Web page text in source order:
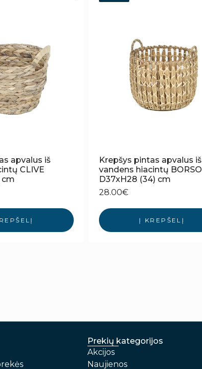
apvalus iš
CLIVE
cm
Krepšys pintas apvalus iš
vandens hiacintų BORSO
D37xH28 (34) cm
28.00€
Į KREPŠELĮ
Prekių kategorijos
Akcijos
Naujienos